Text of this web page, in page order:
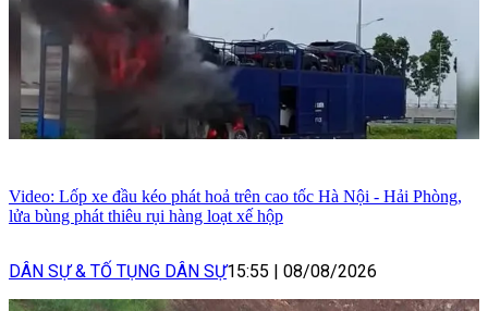
Video: Lốp xe đầu kéo phát hoả trên cao tốc Hà Nội - Hải Phòng,
lửa bùng phát thiêu rụi hàng loạt xế hộp
DÂN SỰ & TỐ TỤNG DÂN SỰ15:55 08/08/2026